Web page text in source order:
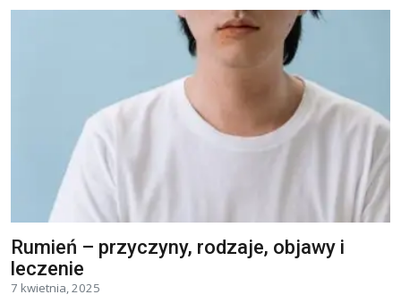
Rumień – przyczyny, rodzaje, objawy i
leczenie
7 kwietnia, 2025